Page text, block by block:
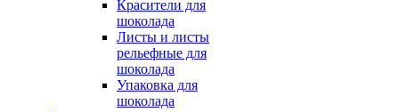
Красители для
шоколада
Листы и листы
рельефные для
шоколада
Упаковка для
шоколада